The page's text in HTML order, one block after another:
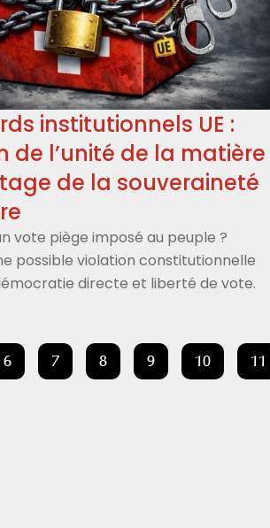
institutionnels UE :
de l’unité de la matière
de la souveraineté
vote piège imposé au peuple ?
possible violation constitutionnelle
directe et liberté de vote.
6 7 8 9 10 11